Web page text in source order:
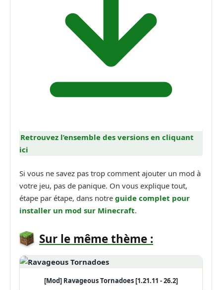
Retrouvez l’ensemble des versions en cliquant
ici
Si vous ne savez pas trop comment ajouter un mod à
votre jeu, pas de panique. On vous explique tout,
étape par étape, dans notre guide complet pour
installer un mod sur Minecraft.
Sur le même thème :
[Mod] Ravageous Tornadoes [1.21.11 - 26.2]